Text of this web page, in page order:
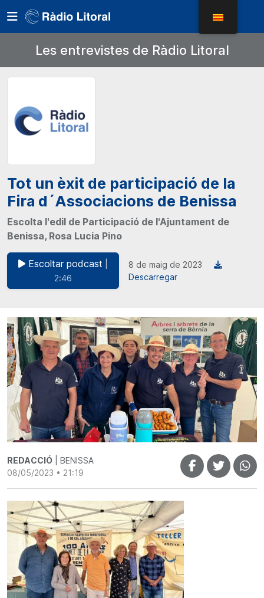
Les entrevistes de Ràdio Litoral
Tot un èxit de participació de la
Fira d´Associacions de Benissa
Escolta l'edil de Participació de l'Ajuntament de
Benissa, Rosa Lucia Pino
Escoltar podcast
2:46
8 de maig de 2023
Descarregar
REDACCIÓ | BENISSA
08/05/2023 • 21:19